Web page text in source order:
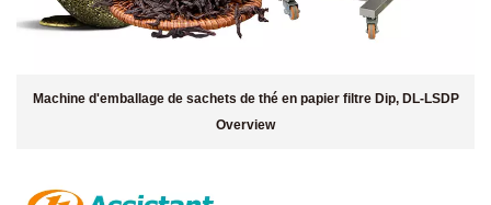
Machine d'emballage de sachets de thé en papier filtre Dip, DL-LSDP
Overview